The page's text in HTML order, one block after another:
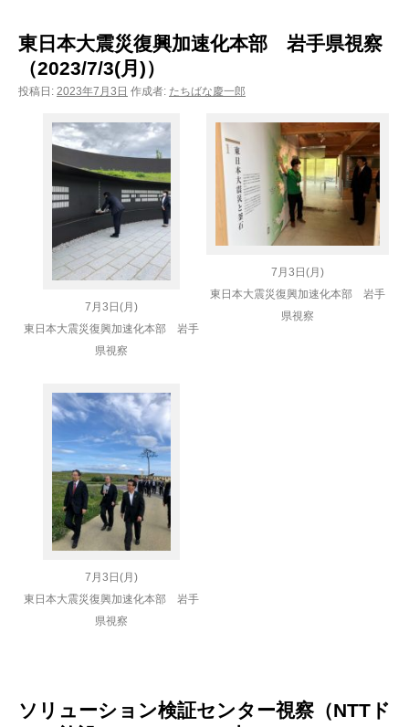
東日本大震災復興加速化本部 岩手県視察
（2023/7/3(月)）
投稿日: 2023年7月3日 作成者: たちばな慶一郎
7月3日(月)
東日本大震災復興加速化本部 岩手
県視察
7月3日(月)
東日本大震災復興加速化本部 岩手
県視察
7月3日(月)
東日本大震災復興加速化本部 岩手
県視察
ソリューション検証センター視察（NTTド